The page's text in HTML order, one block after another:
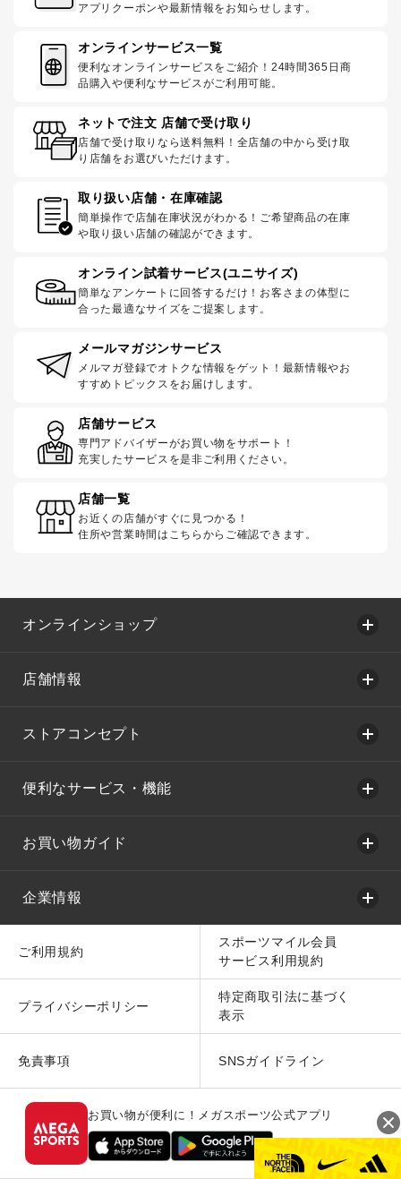
アプリクーポンや最新情報をお知らせします。
オンラインサービス一覧
便利なオンラインサービスをご紹介！24時間365日商
品購入や便利なサービスがご利用可能。
ネットで注文 店舗で受け取り
店舗で受け取りなら送料無料！全店舗の中から受け取
り店舗をお選びいただけます。
取り扱い店舗・在庫確認
簡単操作で店舗在庫状況がわかる！ご希望商品の在庫
や取り扱い店舗の確認ができます。
オンライン試着サービス(ユニサイズ)
簡単なアンケートに回答するだけ！お客さまの体型に
合った最適なサイズをご提案します。
メールマガジンサービス
メルマガ登録でオトクな情報をゲット！最新情報やお
すすめトピックスをお届けします。
店舗サービス
専門アドバイザーがお買い物をサポート！
充実したサービスを是非ご利用ください。
店舗一覧
お近くの店舗がすぐに見つかる！
住所や営業時間はこちらからご確認できます。
オンラインショップ
店舗情報
ストアコンセプト
便利なサービス・機能
お買い物ガイド
企業情報
ご利用規約
スポーツマイル会員
サービス利用規約
プライバシーポリシー
特定商取引法に基づく
表示
免責事項 SNSガイドライン
お買い物が便利に！メガスポーツ公式アプリ